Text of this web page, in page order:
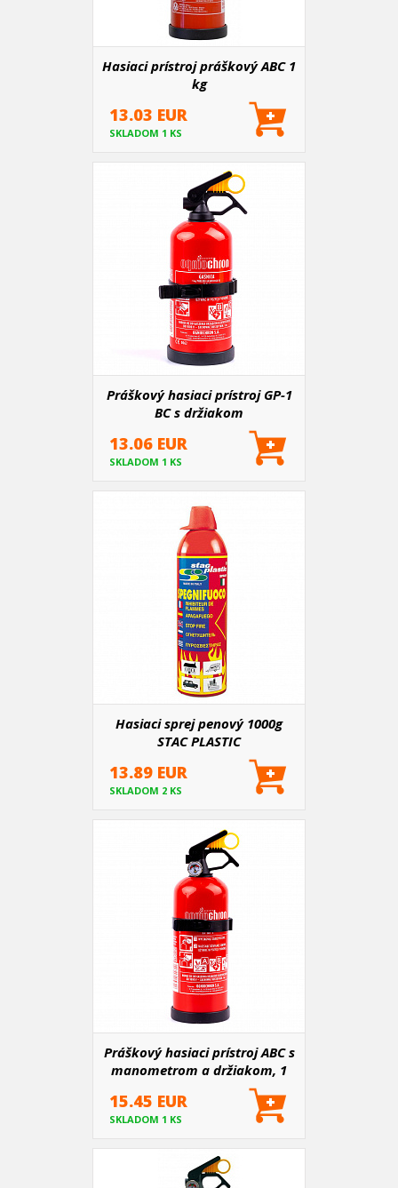
Hasiaci prístroj práškový ABC 1
kg
13.03 EUR
SKLADOM 1 KS
Práškový hasiaci prístroj GP-1
BC s držiakom
13.06 EUR
SKLADOM 1 KS
Hasiaci sprej penový 1000g
STAC PLASTIC
13.89 EUR
SKLADOM 2 KS
Práškový hasiaci prístroj ABC s
manometrom a držiakom, 1
15.45 EUR
SKLADOM 1 KS